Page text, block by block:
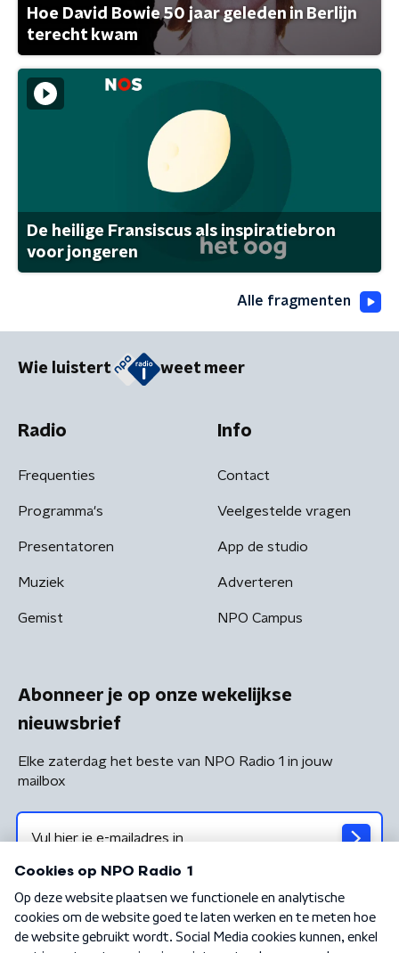
Hoe David Bowie 50 jaar geleden in Berlijn
terecht kwam
De heilige Fransiscus als inspiratiebron
voor jongeren
Alle fragmenten
Wie luistert weet meer
Radio
Frequenties
Programma's
Presentatoren
Muziek
Gemist
Info
Contact
Veelgestelde vragen
App de studio
Adverteren
NPO Campus
Abonneer je op onze wekelijkse
nieuwsbrief
Elke zaterdag het beste van NPO Radio 1 in jouw
mailbox
Algemene voorwaarden